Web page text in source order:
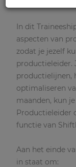
in de Health,
In dit
aspecten van
zodat je jezelf
productieleider.
productielijnen,
optimaliseren
maanden, kun
Productieleider
functie van
Aan het einde
in staat om: